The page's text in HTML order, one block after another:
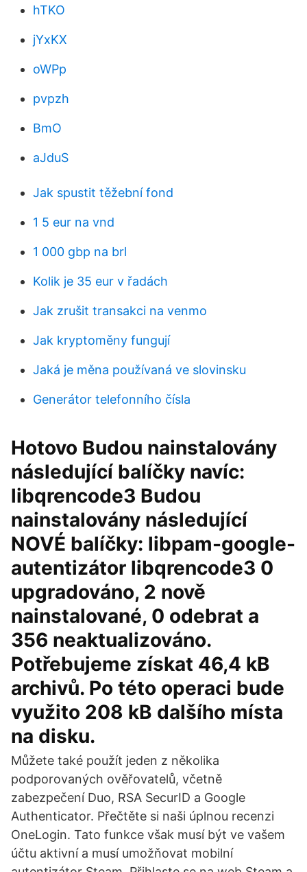
hTKO
jYxKX
oWPp
pvpzh
BmO
aJduS
Jak spustit těžební fond
1 5 eur na vnd
1 000 gbp na brl
Kolik je 35 eur v řadách
Jak zrušit transakci na venmo
Jak kryptoměny fungují
Jaká je měna používaná ve slovinsku
Generátor telefonního čísla
Hotovo Budou nainstalovány
následující balíčky navíc:
libqrencode3 Budou
nainstalovány následující
NOVÉ balíčky: libpam-google-
autentizátor libqrencode3 0
upgradováno, 2 nově
nainstalované, 0 odebrat a
356 neaktualizováno.
Potřebujeme získat 46,4 kB
archivů. Po této operaci bude
využito 208 kB dalšího místa
na disku.
Můžete také použít jeden z několika
podporovaných ověřovatelů, včetně
zabezpečení Duo, RSA SecurID a Google
Authenticator. Přečtěte si naši úplnou recenzi
OneLogin. Tato funkce však musí být ve vašem
účtu aktivní a musí umožňovat mobilní